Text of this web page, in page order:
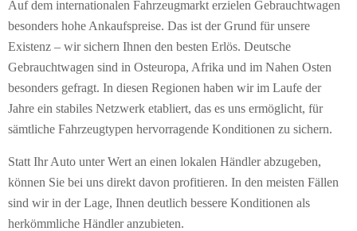
Auf dem internationalen Fahrzeugmarkt erzielen Gebrauchtwagen
besonders hohe Ankaufspreise. Das ist der Grund für unsere
Existenz – wir sichern Ihnen den besten Erlös. Deutsche
Gebrauchtwagen sind in Osteuropa, Afrika und im Nahen Osten
besonders gefragt. In diesen Regionen haben wir im Laufe der
Jahre ein stabiles Netzwerk etabliert, das es uns ermöglicht, für
sämtliche Fahrzeugtypen hervorragende Konditionen zu sichern.
Statt Ihr Auto unter Wert an einen lokalen Händler abzugeben,
können Sie bei uns direkt davon profitieren. In den meisten Fällen
sind wir in der Lage, Ihnen deutlich bessere Konditionen als
herkömmliche Händler anzubieten.